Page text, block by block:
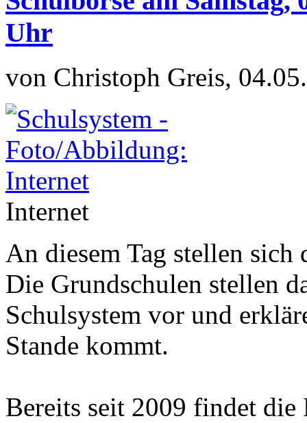
Uhr
von Christoph Greis,
Internet
An diesem Tag stellen
Die Grundschulen stellen
Schulsystem vor und
Stande kommt.
Bereits seit 2009 findet die